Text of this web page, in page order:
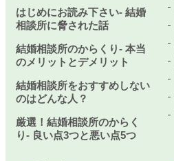
はじめにお読み下さい- 結婚
相談所に脅された話
結婚相談所のからくり- 本当
のメリットとデメリット
結婚相談所をおすすめしない
のはどんな人？
厳選！結婚相談所のからく
り- 良い点3つと悪い点5つ